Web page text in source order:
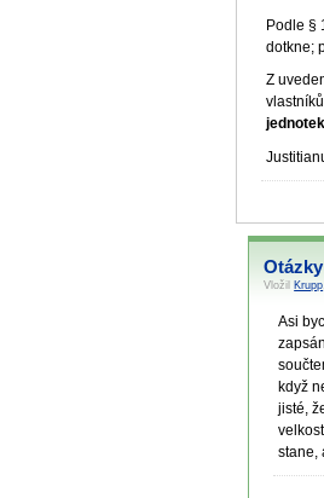
Podle §
dotkne;
Z
jednotek
Otázky
Vložil Krupp
Asi
když
jisté,
stane,